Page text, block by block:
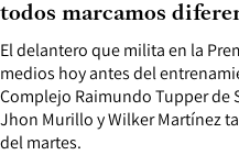
El delantero que milita en la
medios hoy antes del
Complejo Raimundo Tupper de
Jhon Murillo y Wilker Martínez
del martes.
todos marcamos